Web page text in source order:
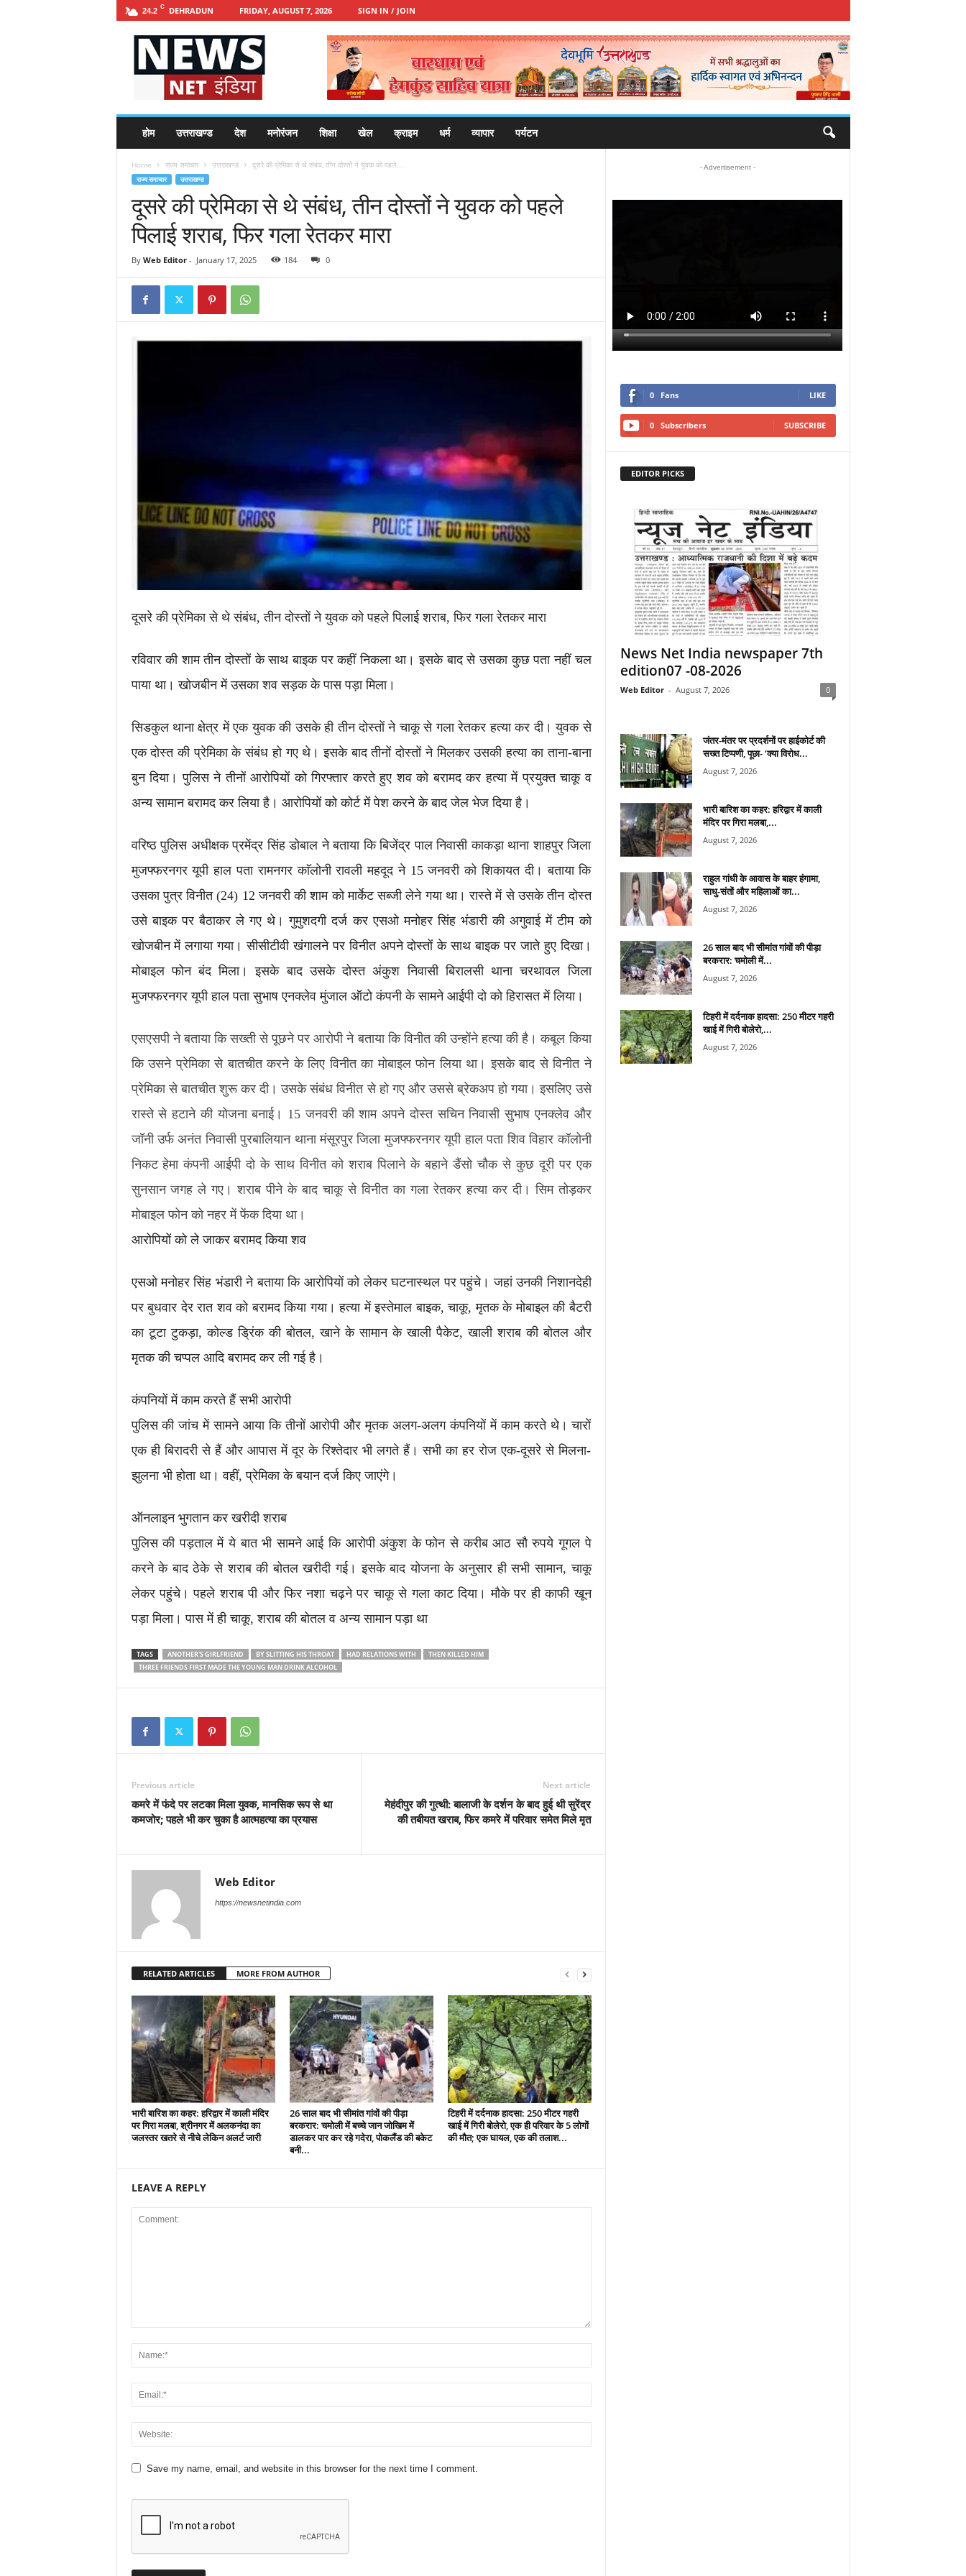
24.2 C DEHRADUN FRIDAY, AUGUST 7, 2026 SIGN IN / JOIN
n
a
होम उत्तराखण्ड देश मनोरंजन शिक्षा खेल क्राइम धर्म व्यापार पर्यटन
Home राज्य समाचार उत्तराखण्ड दूसरे की प्रेमिका से थे संबंध, तीन दोस्तों ने युवक को पहले...
राज्य समाचार उत्तराखण्ड
दूसरे की प्रेमिका से थे संबंध, तीन दोस्तों ने युवक को पहले
पिलाई शराब, फिर गला रेतकर मारा
By Web Editor- January 17, 2025 184 0
दूसरे की प्रेमिका से थे संबंध, तीन दोस्तों ने युवक को पहले पिलाई शराब, फिर गला रेतकर मारा
रविवार की शाम तीन दोस्तों के साथ बाइक पर कहीं निकला था। इसके बाद से उसका कुछ पता नहीं चल
पाया था। खोजबीन में उसका शव सड़क के पास पड़ा मिला।
सिडकुल थाना क्षेत्र में एक युवक की उसके ही तीन दोस्तों ने चाकू से गला रेतकर हत्या कर दी। युवक से
एक दोस्त की प्रेमिका के संबंध हो गए थे। इसके बाद तीनों दोस्तों ने मिलकर उसकी हत्या का ताना-बाना
बुन दिया। पुलिस ने तीनों आरोपियों को गिरफ्तार करते हुए शव को बरामद कर हत्या में प्रयुक्त चाकू व
अन्य सामान बरामद कर लिया है। आरोपियों को कोर्ट में पेश करने के बाद जेल भेज दिया है।
वरिष्ठ पुलिस अधीक्षक प्रमेंद्र सिंह डोबाल ने बताया कि बिजेंद्र पाल निवासी काकड़ा थाना शाहपुर जिला
मुजफ्फरनगर यूपी हाल पता रामनगर काॅलोनी रावली महदूद ने 15 जनवरी को शिकायत दी। बताया कि
उसका पुत्र विनीत (24) 12 जनवरी की शाम को मार्केट सब्जी लेने गया था। रास्ते में से उसके तीन दोस्त
उसे बाइक पर बैठाकर ले गए थे। गुमुशदगी दर्ज कर एसओ मनोहर सिंह भंडारी की अगुवाई में टीम को
खोजबीन में लगाया गया। सीसीटीवी खंगालने पर विनीत अपने दोस्तों के साथ बाइक पर जाते हुए दिखा।
मोबाइल फोन बंद मिला। इसके बाद उसके दोस्त अंकुश निवासी बिरालसी थाना चरथावल जिला
मुजफ्फरनगर यूपी हाल पता सुभाष एनक्लेव मुंजाल ऑटो कंपनी के सामने आईपी दो को हिरासत में लिया।
एसएसपी ने बताया कि सख्ती से पूछने पर आरोपी ने बताया कि विनीत की उन्होंने हत्या की है। कबूल किया
कि उसने प्रेमिका से बातचीत करने के लिए विनीत का मोबाइल फोन लिया था। इसके बाद से विनीत ने
प्रेमिका से बातचीत शुरू कर दी। उसके संबंध विनीत से हो गए और उससे ब्रेकअप हो गया। इसलिए उसे
रास्ते से हटाने की योजना बनाई। 15 जनवरी की शाम अपने दोस्त सचिन निवासी सुभाष एनक्लेव और
जॉनी उर्फ अनंत निवासी पुरबालियान थाना मंसूरपुर जिला मुजफ्फरनगर यूपी हाल पता शिव विहार कॉलोनी
निकट हेमा कंपनी आईपी दो के साथ विनीत को शराब पिलाने के बहाने डैंसो चौक से कुछ दूरी पर एक
सुनसान जगह ले गए। शराब पीने के बाद चाकू से विनीत का गला रेतकर हत्या कर दी। सिम तोड़कर
मोबाइल फोन को नहर में फेंक दिया था।
आरोपियों को ले जाकर बरामद किया शव
एसओ मनोहर सिंह भंडारी ने बताया कि आरोपियों को लेकर घटनास्थल पर पहुंचे। जहां उनकी निशानदेही
पर बुधवार देर रात शव को बरामद किया गया। हत्या में इस्तेमाल बाइक, चाकू, मृतक के मोबाइल की बैटरी
का टूटा टुकड़ा, कोल्ड ड्रिंक की बोतल, खाने के सामान के खाली पैकेट, खाली शराब की बोतल और
मृतक की चप्पल आदि बरामद कर ली गई है।
कंपनियों में काम करते हैं सभी आरोपी
पुलिस की जांच में सामने आया कि तीनों आरोपी और मृतक अलग-अलग कंपनियों में काम करते थे। चारों
एक ही बिरादरी से हैं और आपास में दूर के रिश्तेदार भी लगते हैं। सभी का हर रोज एक-दूसरे से मिलना-
झुलना भी होता था। वहीं, प्रेमिका के बयान दर्ज किए जाएंगे।
ऑनलाइन भुगतान कर खरीदी शराब
पुलिस की पड़ताल में ये बात भी सामने आई कि आरोपी अंकुश के फोन से करीब आठ सौ रुपये गूगल पे
करने के बाद ठेके से शराब की बोतल खरीदी गई। इसके बाद योजना के अनुसार ही सभी सामान, चाकू
लेकर पहुंचे। पहले शराब पी और फिर नशा चढ़ने पर चाकू से गला काट दिया। मौके पर ही काफी खून
पड़ा मिला। पास में ही चाकू, शराब की बोतल व अन्य सामान पड़ा था
TAGS ANOTHER'S GIRLFRIEND BY SLITTING HIS THROAT HAD RELATIONS WITH
THEN KILLED HIM
THREE FRIENDS FIRST MADE THE YOUNG MAN DRINK ALCOHOL
Previous article
कमरे में फंदे पर लटका मिला युवक, मानसिक रूप से था
कमजोर; पहले भी कर चुका है आत्महत्या का प्रयास
Next article
मेहंदीपुर की गुत्थी: बालाजी के दर्शन के बाद हुई थी सुरेंद्र
की तबीयत खराब, फिर कमरे में परिवार समेत मिले मृत
Web Editor
https://newsnetindia.com
RELATED ARTICLES MORE FROM AUTHOR
भारी बारिश का कहर: हरिद्वार में काली मंदिर
पर गिरा मलबा, श्रीनगर में अलकनंदा का
जलस्तर खतरे से नीचे लेकिन अलर्ट जारी
26 साल बाद भी सीमांत गांवों की पीड़ा
बरकरार: चमोली में बच्चे जान जोखिम में
डालकर पार कर रहे गदेरा, पोकलैंड की बकेट
बनी...
टिहरी में दर्दनाक हादसा: 250 मीटर गहरी
खाई में गिरी बोलेरो, एक ही परिवार के 5 लोगों
की मौत; एक घायल, एक की तलाश...
LEAVE A REPLY
Save my name, email, and website in this browser for the next time I comment.
- Advertisement -
0 Fans LIKE
0 Subscribers SUBSCRIBE
EDITOR PICKS
News Net India newspaper 7th
edition07 -08-2026
Web Editor - August 7, 2026 0
जंतर-मंतर पर प्रदर्शनों पर हाईकोर्ट की
सख्त टिप्पणी, पूछा- ‘क्या विरोध...
August 7, 2026
भारी बारिश का कहर: हरिद्वार में काली
मंदिर पर गिरा मलबा,...
August 7, 2026
राहुल गांधी के आवास के बाहर हंगामा,
साधु-संतों और महिलाओं का...
August 7, 2026
26 साल बाद भी सीमांत गांवों की पीड़ा
बरकरार: चमोली में...
August 7, 2026
टिहरी में दर्दनाक हादसा: 250 मीटर गहरी
खाई में गिरी बोलेरो,...
August 7, 2026